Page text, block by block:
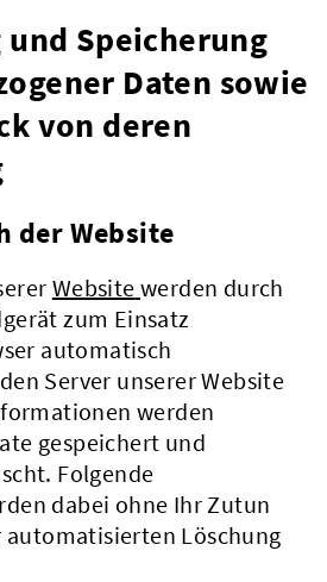
Speicherung
Daten sowie
von deren
der Website
Website werden durch
zum Einsatz
automatisch
Server unserer Website
werden
gespeichert und
Folgende
dabei ohne Ihr Zutun
automatisierten Löschung